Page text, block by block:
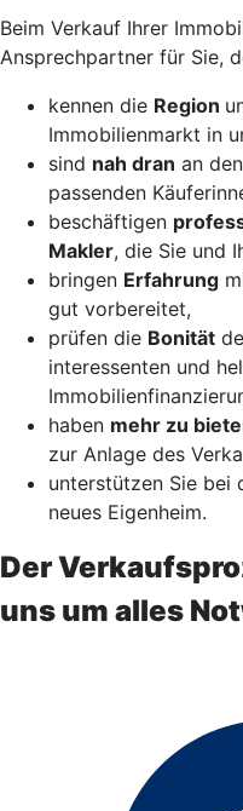
Beim Verkauf Ihrer
Ansprechpartner für Sie,
kennen die Region
Immobilienmarkt in
sind nah dran an
passenden
beschäftigen
Makler, die Sie und
bringen Erfahrung
gut vorbereitet,
prüfen die Bonität
interessenten und
haben mehr zu
zur Anlage des
unterstützen Sie bei
neues Eigenheim.
Der
uns um alles